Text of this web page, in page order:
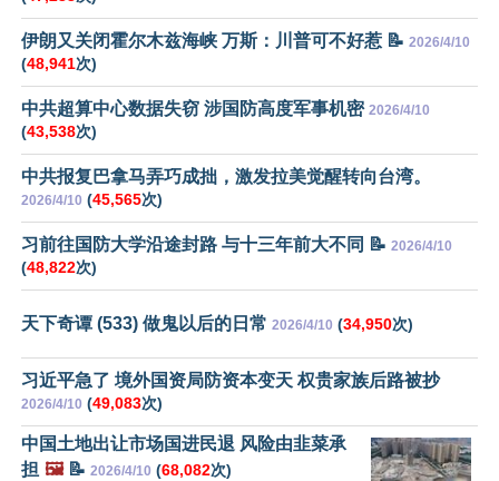
伊朗又关闭霍尔木兹海峡 万斯：川普可不好惹 📝 2026/4/10
(48,941次)
中共超算中心数据失窃 涉国防高度军事机密 2026/4/10
(43,538次)
中共报复巴拿马弄巧成拙，激发拉美觉醒转向台湾。
2026/4/10 (45,565次)
习前往国防大学沿途封路 与十三年前大不同 📝 2026/4/10
(48,822次)
天下奇谭 (533) 做鬼以后的日常 2026/4/10 (34,950次)
习近平急了 境外国资局防资本变天 权贵家族后路被抄
2026/4/10 (49,083次)
中国土地出让市场国进民退 风险由韭菜承
担 🖼️📝 2026/4/10 (68,082次)